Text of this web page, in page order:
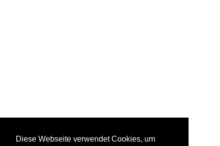
Diese Webseite verwendet Cookies, um